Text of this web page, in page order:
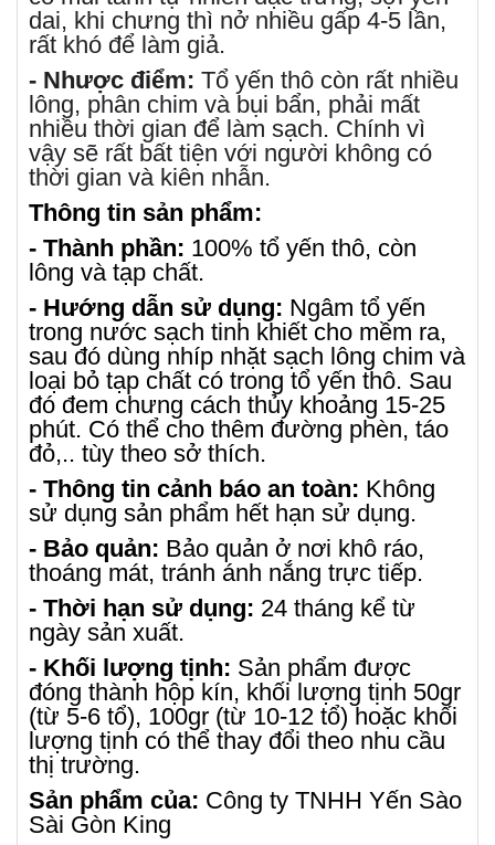
dai, khi chưng thì nở nhiều gấp 4-5 lần,
rất khó để làm giả.
- Nhược điểm: Tổ yến thô còn rất nhiều
lông, phân chim và bụi bẩn, phải mất
nhiều thời gian để làm sạch. Chính vì
vậy sẽ rất bất tiện với người không có
thời gian và kiên nhẫn.
Thông tin sản phẩm:
- Thành phần: 100% tổ yến thô, còn
lông và tạp chất.
- Hướng dẫn sử dụng: Ngâm tổ yến
trong nước sạch tinh khiết cho mềm ra,
sau đó dùng nhíp nhặt sạch lông chim và
loại bỏ tạp chất có trong tổ yến thô. Sau
đó đem chưng cách thủy khoảng 15-25
phút. Có thể cho thêm đường phèn, táo
đỏ,.. tùy theo sở thích.
- Thông tin cảnh báo an toàn: Không
sử dụng sản phẩm hết hạn sử dụng.
- Bảo quản: Bảo quản ở nơi khô ráo,
thoáng mát, tránh ánh nắng trực tiếp.
- Thời hạn sử dụng: 24 tháng kể từ
ngày sản xuất.
- Khối lượng tịnh: Sản phẩm được
đóng thành hộp kín, khối lượng tịnh 50gr
(từ 5-6 tổ), 100gr (từ 10-12 tổ) hoặc khối
lượng tịnh có thể thay đổi theo nhu cầu
thị trường.
Sản phẩm của: Công ty TNHH Yến Sào
Sài Gòn King